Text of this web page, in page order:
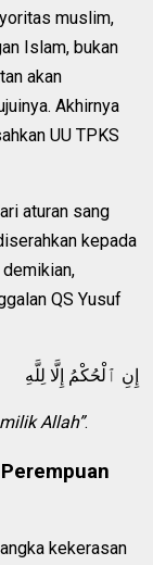
muslim,
Islam, bukan
akan
Akhirnya
UU TPKS
aturan sang
kepada
QS Yusuf
إِنِ ٱلْحُكْمُ إِلَّا لِلَّهِ
Allah”.
kekerasan